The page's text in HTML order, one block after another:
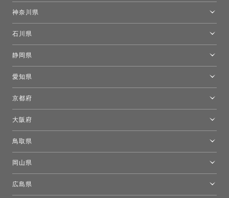
モーイ東京
キーブー東京
FLOS｜フロスデザインスペース青山
神奈川県
石川県
静岡県
愛知県
京都府
大阪府
鳥取県
岡山県
広島県